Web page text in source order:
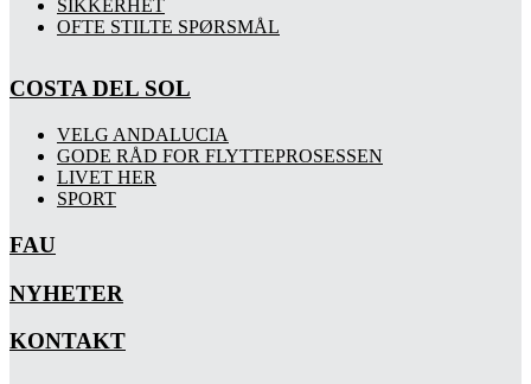
SIKKERHET
OFTE STILTE SPØRSMÅL
COSTA DEL SOL
VELG ANDALUCIA
GODE RÅD FOR FLYTTEPROSESSEN
LIVET HER
SPORT
FAU
NYHETER
KONTAKT